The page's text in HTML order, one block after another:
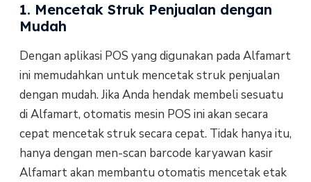
1. Mencetak Struk Penjualan dengan
Mudah
Dengan aplikasi POS yang digunakan pada Alfamart
ini memudahkan untuk mencetak struk penjualan
dengan mudah. Jika Anda hendak membeli sesuatu
di Alfamart, otomatis mesin POS ini akan secara
cepat mencetak struk secara cepat. Tidak hanya itu,
hanya dengan men-scan barcode karyawan kasir
Alfamart akan membantu otomatis mencetak etak